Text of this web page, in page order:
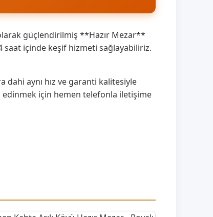
güçlendirilmiş **Hazır Mezar**
saat içinde keşif hizmeti sağlayabiliriz.
dahi aynı hız ve garanti kalitesiyle
edinmek için hemen telefonla iletişime